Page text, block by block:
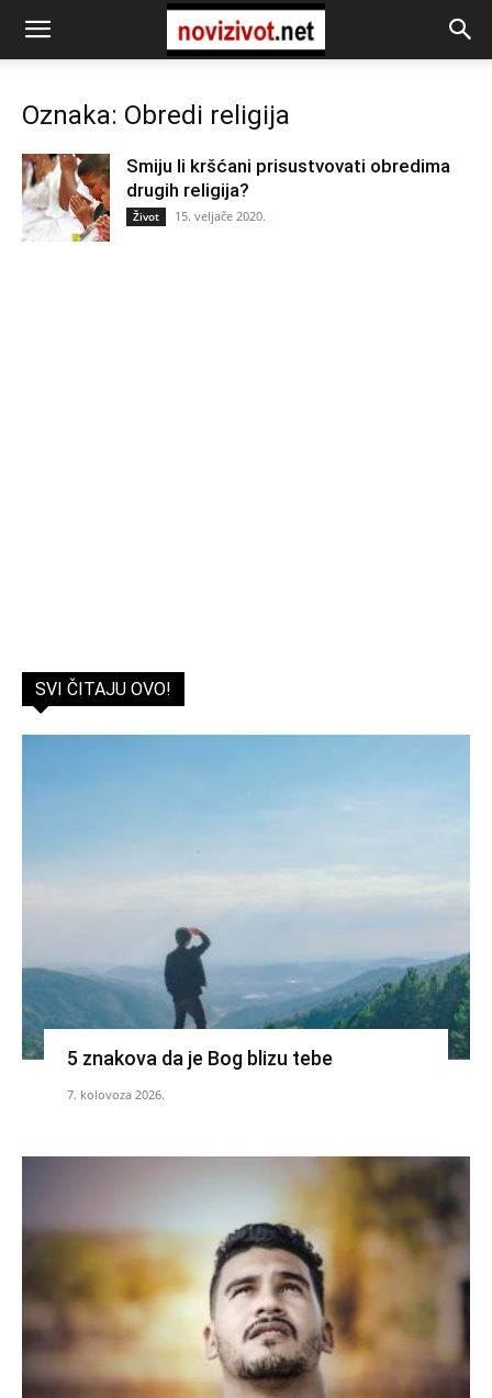
Oznaka: Obredi religija
Smiju li kršćani prisustvovati obredima
drugih religija?
Život 15. veljače 2020.
SVI ČITAJU OVO!
5 znakova da je Bog blizu tebe
7. kolovoza 2026.